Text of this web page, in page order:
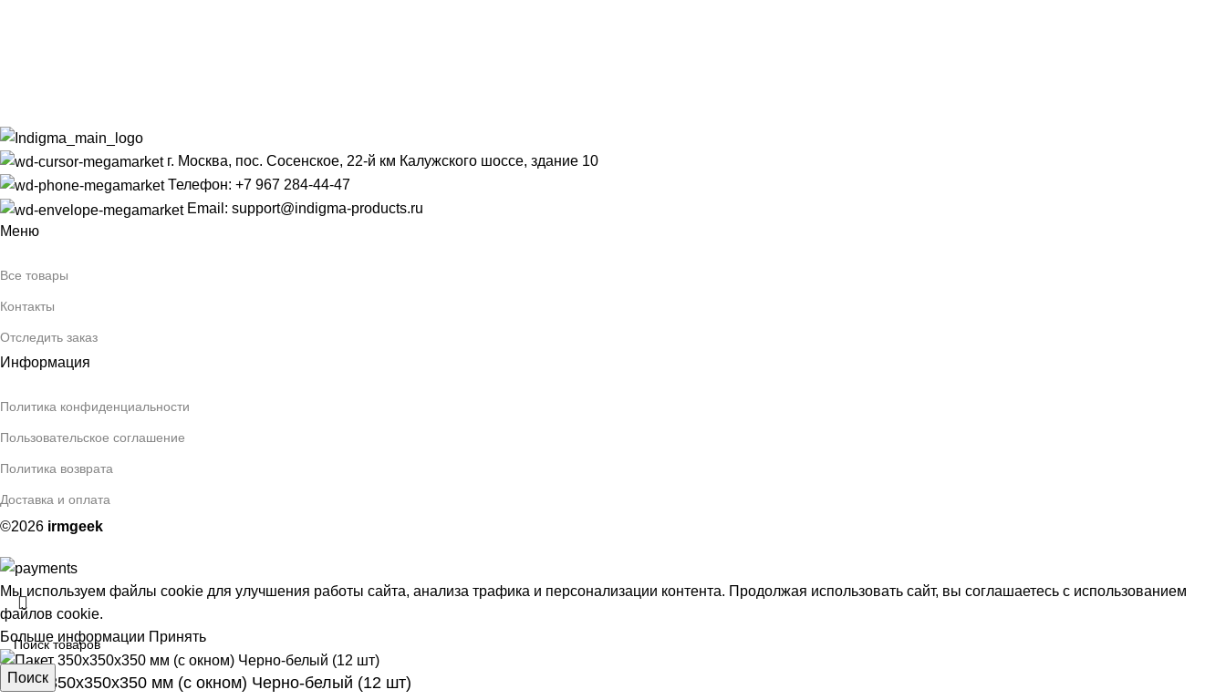
г. Москва, пос. Сосенское, 22-й км Калужского шоссе, здание 10
Телефон: +7 967 284-44-47
Email: support@indigma-products.ru
Меню
Все товары
Контакты
Отследить заказ
Информация
Политика конфиденциальности
Пользовательское соглашение
Политика возврата
Доставка и оплата
©2026 irmgeek
Поиск
Мы используем файлы cookie для улучшения работы сайта, анализа трафика и персонализации контента. Продолжая использовать сайт, вы соглашаетесь с использованием
файлов cookie.
Больше информации Принять
Пакет 350х350х350 мм (с окном) Черно-белый (12 шт)